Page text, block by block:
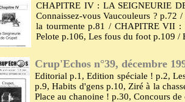
CHAPITRE IV : LA SEIGNEURIE
Connaissez-vous Vaucouleurs ? p.72
la tourmente p.81 / CHAPITRE VII
Pelote p.106, Les fous du foot p.109 /
Crup'Echos n°39, décembre
Editorial p.1, Edition spéciale ! p.2,
p.9, Habits d'gens p.10, Ziré à la
Place au chanoine ! p.30, Concours